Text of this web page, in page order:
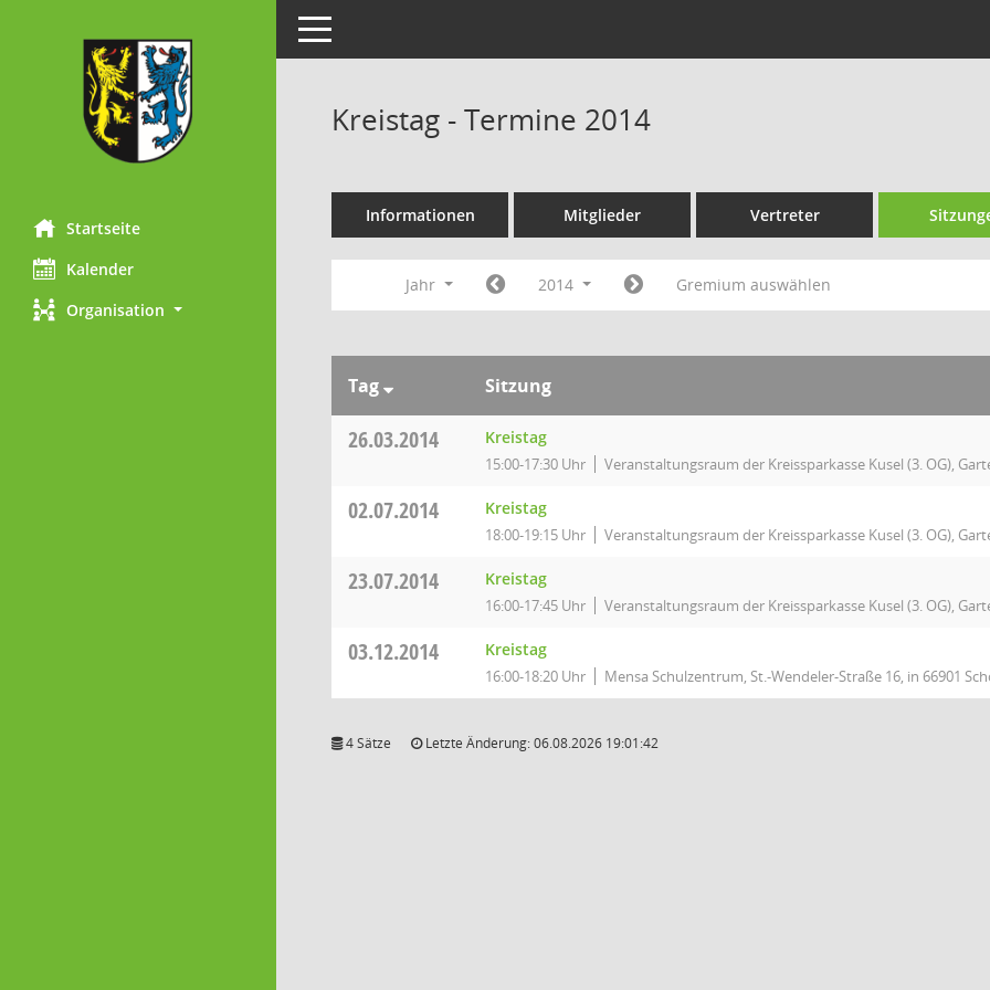
Startseite
Kalender
Organisation
Toggle navigation
Kreistag - Termine 2014
Informationen Mitglieder Vertreter
Jahr 2014 Gremium auswählen
Tag Sitzung
26.03.2014 Kreistag
15:00-17:30 Uhr Veranstaltungsraum der Kreissparkasse Kusel (3. OG),
02.07.2014 Kreistag
18:00-19:15 Uhr Veranstaltungsraum der Kreissparkasse Kusel (3. OG),
23.07.2014 Kreistag
16:00-17:45 Uhr Veranstaltungsraum der Kreissparkasse Kusel (3. OG),
03.12.2014 Kreistag
16:00-18:20 Uhr Mensa Schulzentrum, St.-Wendeler-Straße 16, in 66901
4 Sätze Letzte Änderung: 06.08.2026 19:01:42